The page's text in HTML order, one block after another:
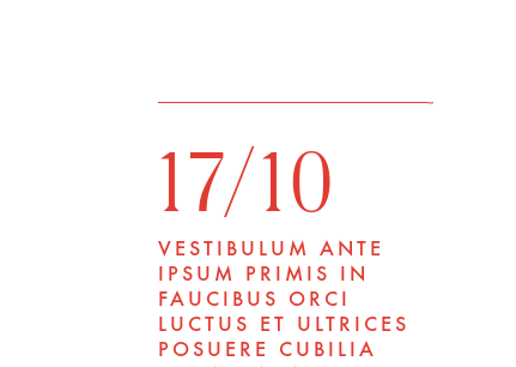
17/10
VESTIBULUM ANTE
IPSUM PRIMIS IN
FAUCIBUS ORCI
LUCTUS ET ULTRICES
POSUERE CUBILIA